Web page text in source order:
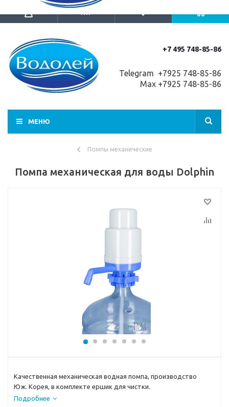
+7 495 748-85-86
Telegram +7925 748-85-86
Max +7925 748-85-86
МЕНЮ
Помпы механические
Помпа механическая для воды Dolphin
Качественная механическая водная помпа, производство
Юж. Корея, в комплекте ершик для чистки.
Подробнее